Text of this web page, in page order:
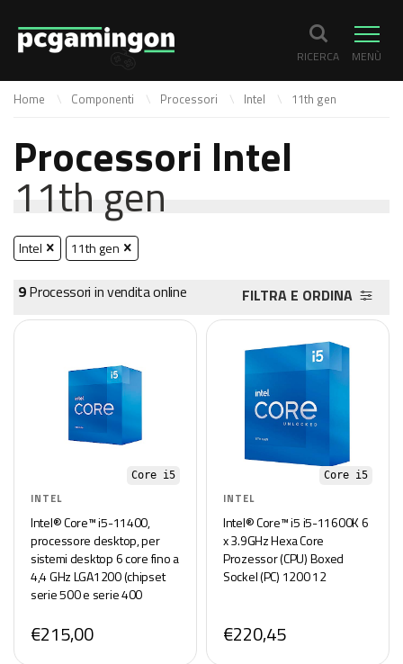
RICERCA MENÙ
Home Componenti Processori Intel 11th gen
Processori Intel
11th gen
Intel 11th gen
9Processori in vendita online FILTRA E ORDINA
Core i5
INTEL
Intel® Core™ i5-11400,
processore desktop, per
sistemi desktop 6 core fino a
4,4 GHz LGA1200 (chipset
serie 500 e serie 400
€215,00
Core i5
INTEL
Intel® Core™ i5 i5-11600K 6
x 3.9GHz Hexa Core
Prozessor (CPU) Boxed
Sockel (PC) 1200 12
€220,45